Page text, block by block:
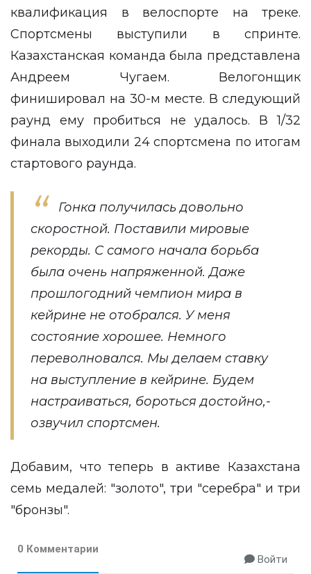
квалификация в велоспорте на треке.
Спортсмены выступили в спринте.
Казахстанская команда была представлена
Андреем Чугаем. Велогонщик
финишировал на 30-м месте. В следующий
раунд ему пробиться не удалось. В 1/32
финала выходили 24 спортсмена по итогам
стартового раунда.
Гонка получилась довольно
скоростной. Поставили мировые
рекорды. С самого начала борьба
была очень напряженной. Даже
прошлогодний чемпион мира в
кейрине не отобрался. У меня
состояние хорошее. Немного
переволновался. Мы делаем ставку
на выступление в кейрине. Будем
настраиваться, бороться достойно,-
озвучил спортсмен.
Добавим, что теперь в активе Казахстана
семь медалей: "золото", три "серебра" и три
"бронзы".
0 Комментарии
Войти